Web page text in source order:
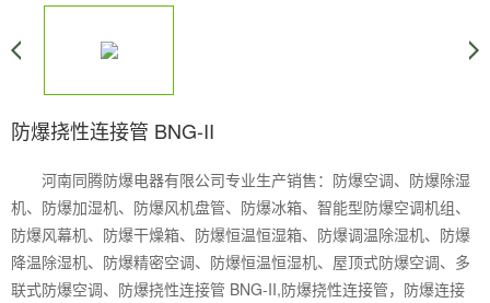
防爆挠性连接管 BNG-II
河南同腾防爆电器有限公司专业生产销售：防爆空调、防爆除湿
机、防爆加湿机、防爆风机盘管、防爆冰箱、智能型防爆空调机组、
防爆风幕机、防爆干燥箱、防爆恒温恒湿箱、防爆调温除湿机、防爆
降温除湿机、防爆精密空调、防爆恒温恒湿机、屋顶式防爆空调、多
联式防爆空调、防爆挠性连接管 BNG-II,防爆挠性连接管，防爆连接